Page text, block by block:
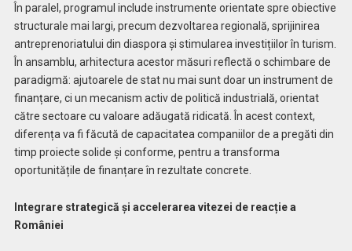
În paralel, programul include instrumente orientate spre obiective
structurale mai largi, precum dezvoltarea regională, sprijinirea
antreprenoriatului din diaspora și stimularea investițiilor în turism.
În ansamblu, arhitectura acestor măsuri reflectă o schimbare de
paradigmă: ajutoarele de stat nu mai sunt doar un instrument de
finanțare, ci un mecanism activ de politică industrială, orientat
către sectoare cu valoare adăugată ridicată. În acest context,
diferența va fi făcută de capacitatea companiilor de a pregăti din
timp proiecte solide și conforme, pentru a transforma
oportunitățile de finanțare în rezultate concrete.
Integrare strategică și accelerarea vitezei de reacție a
României